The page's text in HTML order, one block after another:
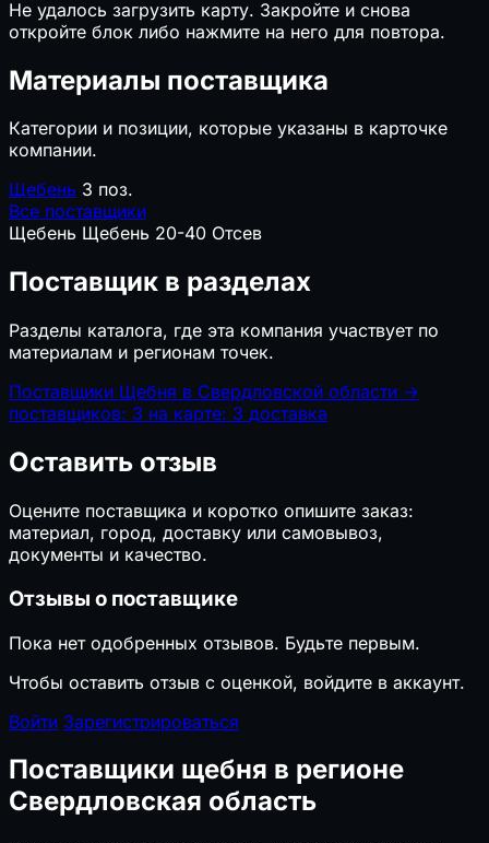
Не удалось загрузить карту. Закройте и снова
откройте блок либо нажмите на него для повтора.
Материалы поставщика
Категории и позиции, которые указаны в карточке
компании.
Щебень 3 поз.
Все поставщики
Щебень Щебень 20-40 Отсев
Поставщик в разделах
Разделы каталога, где эта компания участвует по
материалам и регионам точек.
Поставщики Щебня в Свердловской области →
поставщиков: 3 на карте: 3 доставка
Оставить отзыв
Оцените поставщика и коротко опишите заказ:
материал, город, доставку или самовывоз,
документы и качество.
Отзывы о поставщике
Пока нет одобренных отзывов. Будьте первым.
Чтобы оставить отзыв с оценкой, войдите в аккаунт.
Войти Зарегистрироваться
Поставщики щебня в регионе
Свердловская область